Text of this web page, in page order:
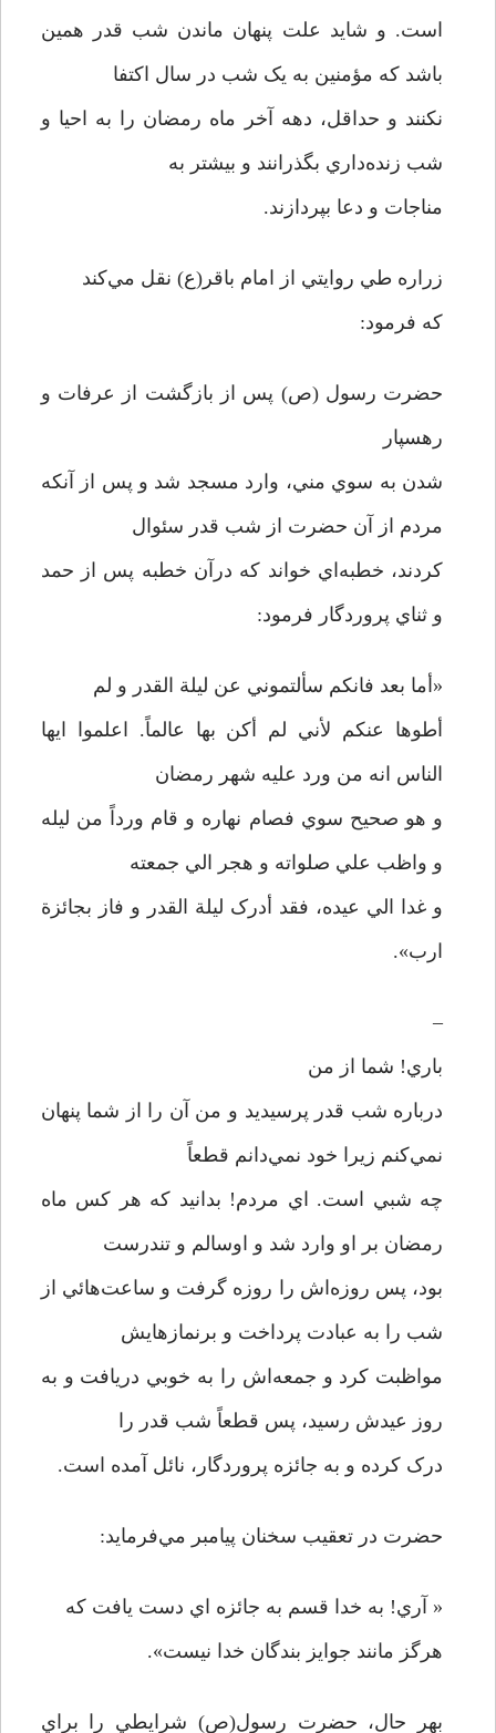
است. و شايد علت پنهان ماندن شب قدر همين
باشد که مؤمنين به يک شب در سال اکتفا
نکنند و حداقل، دهه آخر ماه رمضان را به احيا و
شب زنده‌داري بگذرانند و بيشتر به
مناجات و دعا بپردازند.
زراره طي روايتي از امام باقر(ع) نقل مي‌کند
که فرمود:
حضرت رسول (ص) پس از بازگشت از عرفات و
رهسپار
شدن به سوي مني، وارد مسجد شد و پس از آنکه
مردم از آن حضرت از شب قدر سئوال
کردند، خطبه‌اي خواند که درآن خطبه پس از حمد
و ثناي پروردگار فرمود:
«أما بعد فانکم سألتموني عن ليلة القدر و لم
أطوها عنکم لأني لم أکن بها عالماً. اعلموا ايها
الناس انه من ورد عليه شهر رمضان
و هو صحيح سوي فصام نهاره و قام ورداً من ليله
و واظب علي صلواته و هجر الي جمعته
و غدا الي عيده، فقد أدرک ليلة القدر و فاز بجائزة
ارب».
–
باري! شما از من
درباره شب قدر پرسيديد و من آن را از شما پنهان
نمي‌کنم زيرا خود نمي‌دانم قطعاً
چه شبي است. اي مردم! بدانيد که هر کس ماه
رمضان بر او وارد شد و اوسالم و تندرست
بود، پس روزه‌اش را روزه گرفت و ساعت‌هائي از
شب را به عبادت پرداخت و برنمازهايش
مواظبت کرد و جمعه‌اش را به خوبي دريافت و به
روز عيدش رسيد، پس قطعاً شب قدر را
درک کرده و به جائزه پروردگار،‌ نائل آمده است.
حضرت در تعقيب سخنان پيامبر مي‌فرمايد:
« آري! به خدا قسم به جائزه اي دست يافت که
هرگز مانند جوايز بندگان خدا نيست».
بهر حال، حضرت رسول(ص) شرايطي را براي